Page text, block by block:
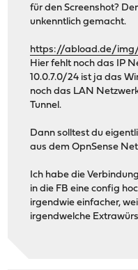
für den Screenshot?
unkenntlich gemacht.
https://abload.de/
Hier fehlt noch das IP
10.0.7.0/24 ist ja das
noch das LAN
Tunnel.
Dann solltest du
aus dem OpnSense
Ich habe die
in die FB eine config
irgendwie einfacher,
irgendwelche